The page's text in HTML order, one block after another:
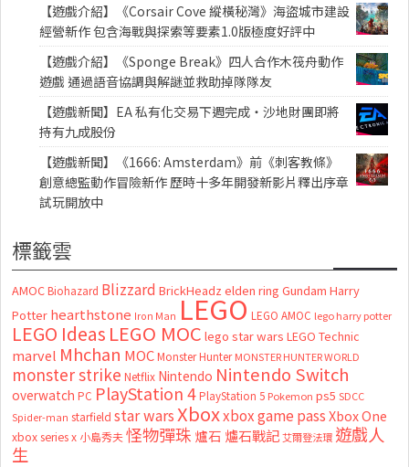
【遊戲介紹】《Corsair Cove 縱橫秘灣》海盜城市建設
經營新作 包含海戰與探索等要素1.0版極度好評中
【遊戲介紹】《Sponge Break》四人合作木筏舟動作
遊戲 通過語音協調與解謎並救助掉隊隊友
【遊戲新聞】EA 私有化交易下週完成・沙地財團即將
持有九成股份
【遊戲新聞】《1666: Amsterdam》前《刺客教條》
創意總監動作冒險新作 歷時十多年開發新影片釋出序章
試玩開放中
標籤雲
AMOC Biohazard Blizzard BrickHeadz elden ring Gundam Harry
Potter hearthstone Iron Man LEGO LEGO AMOC lego harry potter
LEGO Ideas LEGO MOC lego star wars LEGO Technic
marvel Mhchan MOC Monster Hunter MONSTER HUNTER WORLD
monster strike Netflix Nintendo Nintendo Switch
overwatch PC PlayStation 4 PlayStation 5 Pokemon ps5 SDCC
Spider-man starfield star wars Xboxxbox game passXbox One
xbox series x 小島秀夫怪物彈珠 爐石 爐石戰記艾爾登法環 遊戲人
生